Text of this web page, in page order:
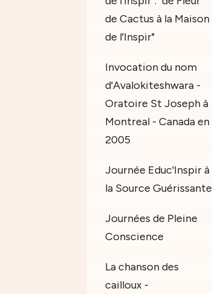
de Cactus à la Maison
de l'Inspir"
Invocation du nom
d'Avalokiteshwara -
Oratoire St Joseph à
Montreal - Canada en
2005
Journée Educ'Inspir à
la Source Guérissante
Journées de Pleine
Conscience
La chanson des
cailloux -